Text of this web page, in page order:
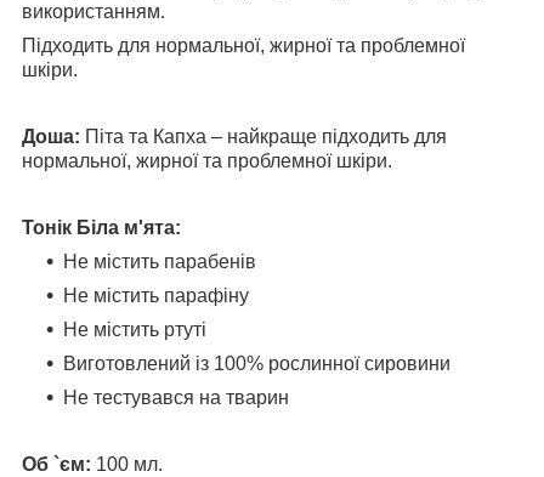
використанням.
Підходить для нормальної, жирної та проблемної
шкіри.
Доша: Піта та Капха – найкраще підходить для
нормальної, жирної та проблемної шкіри.
Тонік Біла м'ята:
Не містить парабенів
Не містить парафіну
Не містить ртуті
Виготовлений із 100% рослинної сировини
Не тестувався на тварин
Об `єм: 100 мл.